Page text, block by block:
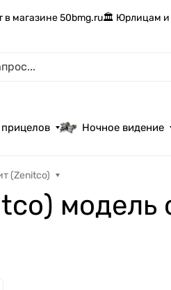
в магазине 50bmg.ru🏛️ Юрлицам и
Ночное видение
(Zenitco)